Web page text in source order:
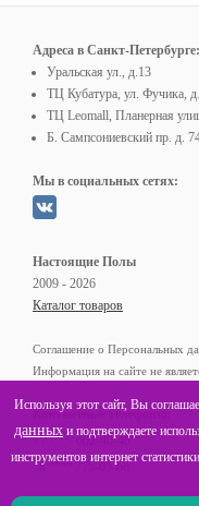
Адреса в Санкт-Петербурге:
Уральская ул., д.13
ТЦ Кубатура, ул. Фучика,
ТЦ Leomall, Планерная
Б. Сампсониевский пр. д.
Мы в социальных сетях:
Настоящие Полы
2009 - 2026
Каталог товаров
Соглашение о Персональных
Информация на сайте не
Контактные телефоны:
+7(812)
602-40-48
8 (800) 775-05-68
Используя этот сайт, Вы
данных и подтверждаете
инструментов интернет